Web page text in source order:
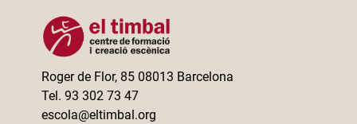
Roger de Flor, 85 08013 Barcelona
Tel. 93 302 73 47
escola@eltimbal.org